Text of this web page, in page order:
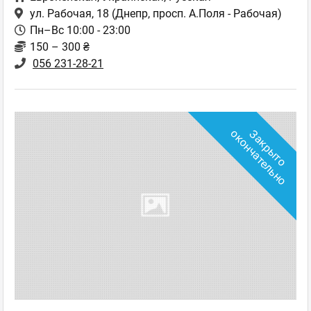
ул. Рабочая, 18 (Днепр, просп. А.Поля - Рабочая)
Пн–Вс 10:00 - 23:00
150 – 300 ₴
056 231-28-21
З
а
к
р
ы
т
о
о
к
о
н
ч
а
т
е
л
ь
н
о